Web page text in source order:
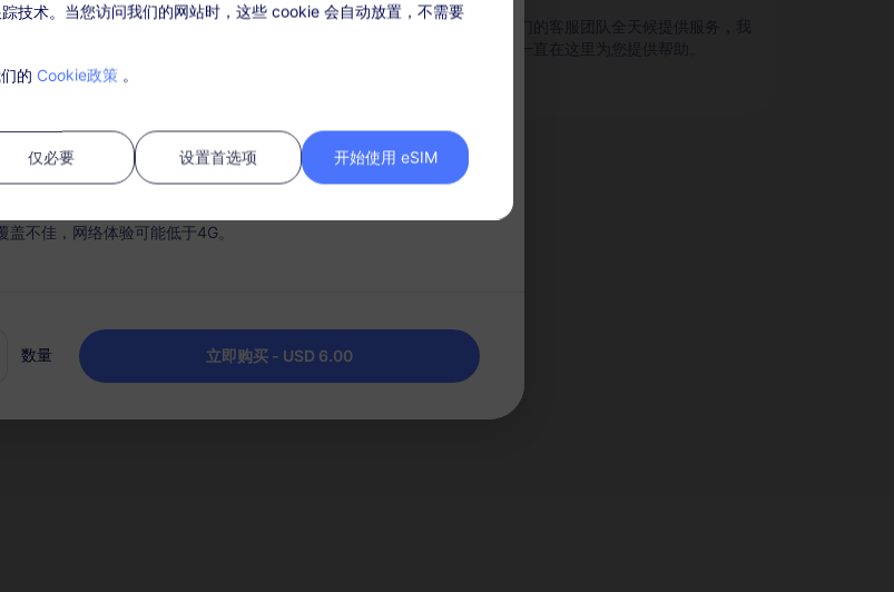
活您的 eSIM
根据需要轻松充值您的数据计划，并
每个人在路上保持连接。
请在30天内激活，过期未激活套餐将无法使用和退款；
完毕，则会停止服务；
不佳，网络体验可能低于4G。
数量 立即购买 - USD 6.00
技术。当您访问我们的网站时，这些 cookie 会自动放置，不需要
的 Cookie政策 。
仅必要 设置首选项 开始使用 eSIM